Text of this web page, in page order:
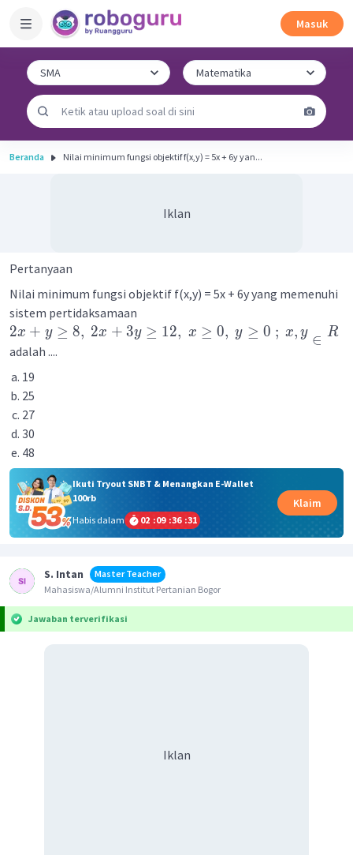
Masuk
Beranda Nilai minimum fungsi objektif f(x,y) = 5x + 6y yan...
Iklan
Pertanyaan
Nilai minimum fungsi objektif f(x,y) = 5x + 6y yang memenuhi
sistem pertidaksamaan
2x + y ≥ 8, 2x + 3y ≥ 12, x ≥ 0, y ≥ 0 ; x, y R
adalah ....
19
25
27
30
48
Ikuti Tryout SNBT & Menangkan E-Wallet
100rb
Habis dalam
02 :09 :36 :31
Klaim
S. Intan
Master Teacher
Mahasiswa/Alumni Institut Pertanian Bogor
Jawaban terverifikasi
Iklan